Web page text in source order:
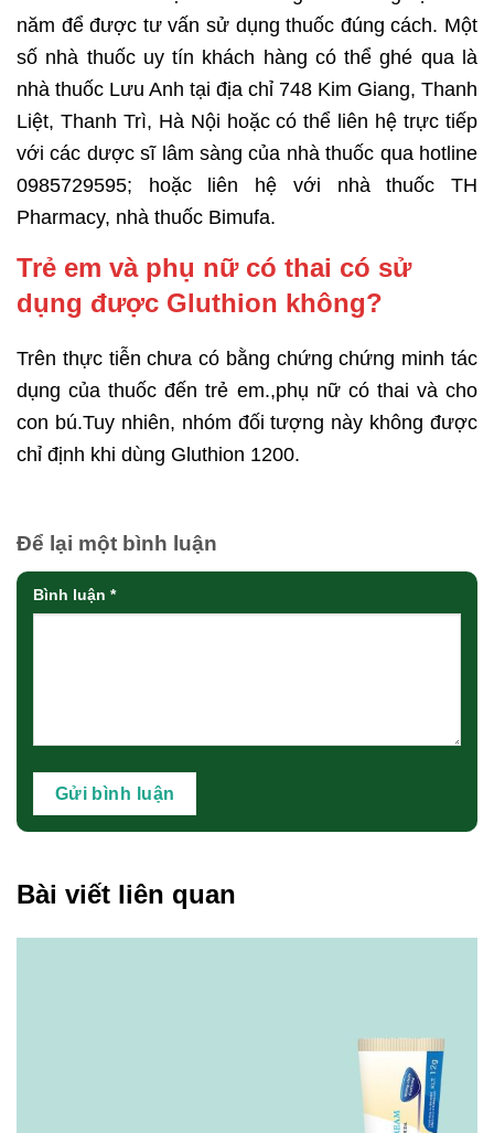
năm để được tư vấn sử dụng thuốc đúng cách. Một
số nhà thuốc uy tín khách hàng có thể ghé qua là
nhà thuốc Lưu Anh tại địa chỉ 748 Kim Giang, Thanh
Liệt, Thanh Trì, Hà Nội hoặc có thể liên hệ trực tiếp
với các dược sĩ lâm sàng của nhà thuốc qua hotline
0985729595; hoặc liên hệ với nhà thuốc TH
Pharmacy, nhà thuốc Bimufa.
Trẻ em và phụ nữ có thai có sử
dụng được Gluthion không?
Trên thực tiễn chưa có bằng chứng chứng minh tác
dụng của thuốc đến trẻ em.,phụ nữ có thai và cho
con bú.Tuy nhiên, nhóm đối tượng này không được
chỉ định khi dùng Gluthion 1200.
Để lại một bình luận
Bình luận *
Bài viết liên quan